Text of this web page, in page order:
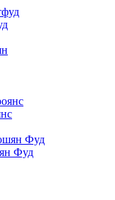
Фуд
Фуд